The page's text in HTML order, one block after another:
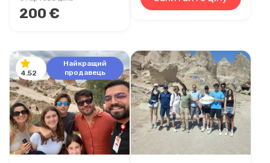
200 €
4.52
Найкращий
продавець